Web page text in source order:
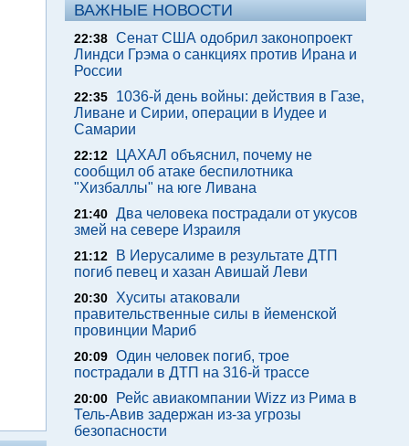
ВАЖНЫЕ НОВОСТИ
22:38 Сенат США одобрил законопроект
Линдси Грэма о санкциях против Ирана и
России
22:35
1036-й день войны: действия в Газе,
Ливане и Сирии, операции в Иудее и
Самарии
22:12
ЦАХАЛ объяснил, почему не
сообщил об атаке беспилотника
"Хизбаллы" на юге Ливана
21:40 Два человека пострадали от укусов
змей на севере Израиля
21:12
В Иерусалиме в результате ДТП
погиб певец и хазан Авишай Леви
20:30
Хуситы атаковали
правительственные силы в йеменской
провинции Мариб
20:09 Один человек погиб, трое
пострадали в ДТП на 316-й трассе
20:00
Рейс авиакомпании Wizz из Рима в
Тель-Авив задержан из-за угрозы
безопасности